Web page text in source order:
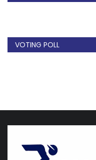
VOTING POLL